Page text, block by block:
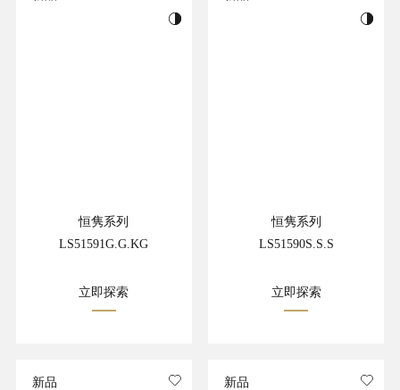
恒隽系列
LS51591G.G.KG
立即探索
恒隽系列
LS51590S.S.S
立即探索
新品 新品